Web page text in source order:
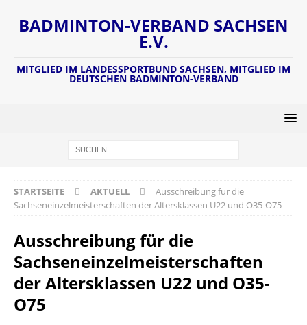
BADMINTON-VERBAND SACHSEN
E.V.
MITGLIED IM LANDESSPORTBUND SACHSEN, MITGLIED IM
DEUTSCHEN BADMINTON-VERBAND
STARTSEITE AKTUELL
Ausschreibung für die
Sachseneinzelmeisterschaften der Altersklassen U22 und O35-O75
Ausschreibung für die
Sachseneinzelmeisterschaften
der Altersklassen U22 und O35-
O75